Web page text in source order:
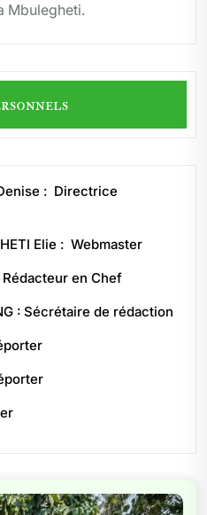
Mbulegheti.
: Directrice
Elie : Webmaster
en Chef
: Sécrétaire de rédaction